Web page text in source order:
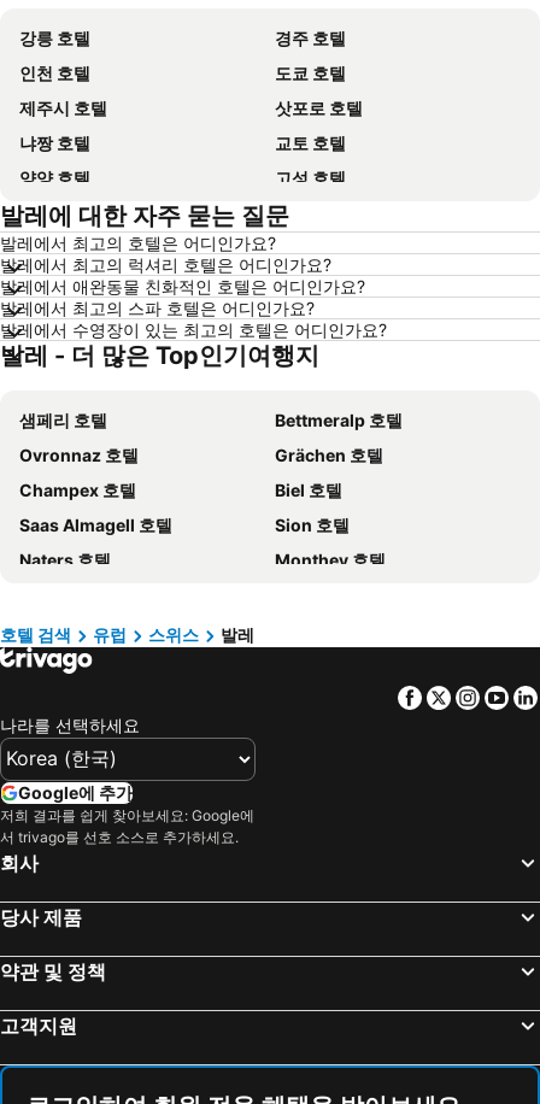
강릉 호텔
경주 호텔
인천 호텔
도쿄 호텔
제주시 호텔
삿포로 호텔
냐짱 호텔
교토 호텔
양양 호텔
고성 호텔
대전 호텔
방콕 호텔
목포 호텔
포항 호텔
상하이 호텔
히로시마 호텔
평창 호텔
통영 호텔
Dolomiti 호텔
오키나와 호텔
Phu Quoc 호텔
타이페이 호텔
크로아티아 호텔
크로아티아 해안 호텔
Paris 호텔
캐나다 호텔
말레이시아 호텔
몰디브 호텔
헝가리 호텔
뉴욕 호텔
Hanoi region 호텔
경상북도 호텔
발레에 대한 자주 묻는 질문
발레에서 최고의 호텔은 어디인가요?
발레에서 최고의 럭셔리 호텔은 어디인가요?
발레에서 애완동물 친화적인 호텔은 어디인가요?
발레에서 최고의 스파 호텔은 어디인가요?
발레에서 수영장이 있는 최고의 호텔은 어디인가요?
발레 - 더 많은 Top인기여행지
샘페리 호텔
Bettmeralp 호텔
Ovronnaz 호텔
Grächen 호텔
Champex 호텔
Biel 호텔
Saas Almagell 호텔
Sion 호텔
Naters 호텔
Monthey 호텔
Les Hauderes 호텔
Fieschertal 호텔
Basse-Nendaz 호텔
Ulrichen 호텔
Randogne 호텔
Leuk Stadt 호텔
Münster-Geschinen 호텔
Morgins 호텔
Orsieres 호텔
Glis 호텔
La Fouly 호텔
Les Crosets 호텔
호텔 검색 유럽 스위스 발레
Facebook
Twitter
나라를 선택하세요
Google에 추가
저희 결과를 쉽게 찾아보세요: Google에
서 trivago를 선호 소스로 추가하세요.
회사
당사 제품
약관 및 정책
고객지원